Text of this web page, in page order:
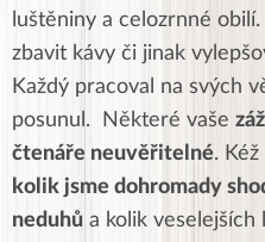
luštěniny a celozrnné
zbavit kávy či jinak
Každý pracoval na svých
posunul. Některé vaše
čtenáře neuvěřitelné.
kolik jsme dohromady
neduhů a kolik veselejších